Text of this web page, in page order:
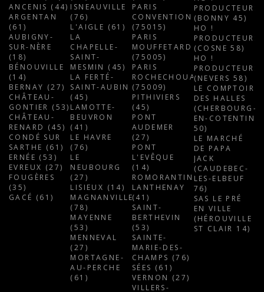
ANCENIS (44)
ARGENTAN
(61)
AUBIGNY-
SUR-NÈRE
(18)
BÉNOUVILLE
(14)
BERNAY (27)
CHÂTEAU-
GONTIER (53)
CHÂTEAU-
RENARD (45)
CONDÉ SUR
SARTHE (61)
ERNÉE (53)
EVREUX (27)
FOUGÈRES
(35)
GACÉ (61)
ISNEAUVILLE
(76)
L'AIGLE (61)
LA
CHAPELLE-
SAINT-
MESMIN (45)
LA FERTÉ-
SAINT-AUBIN
(45)
LAMOTTE-
BEUVRON
(41)
LE HAVRE
(76)
LE
NEUBOURG
(27)
LISIEUX (14)
MAGNANVILLE
(78)
MAYENNE
(53)
MENNEVAL
(27)
MORTAGNE-
AU-PERCHE
(61)
PARIS
CONVENTION
(75015)
PARIS
MOUFFETARD
(75005)
PARIS
ROCHECHOUART
(75009)
PITHIVIERS
(45)
PONT
AUDEMER
(27)
PONT
L'EVÊQUE
(14)
ROMORANTIN-
LANTHENAY
(41)
SAINT-
BERTHEVIN
(53)
SAINTE-
MARIE-DES-
CHAMPS (76)
SÉES (61)
VERNON (27)
VILLERS-
PRODUCTEURS
(BONNY 45)
HO !
PRODUCTEURS
(COSNE 58)
HO !
PRODUCTEURS
(NEVERS 58)
LE COMPTOIR
DES HALLES
(CHERBOURG-
EN-COTENTIN
50)
LE MARCHÉ
DE PAPA
JACK
(CAUDEBEC-
LES-ELBEUF
76)
SAS LE PRÉ
EN VILLE
(HÉROUVILLE
ST CLAIR 14)